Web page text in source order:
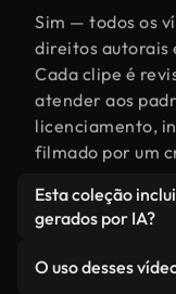
Sim — todos os
direitos autorais
Cada clipe é
atender aos
licenciamento,
filmado por um
Esta coleção
gerados por IA?
por filmagens
O uso desses